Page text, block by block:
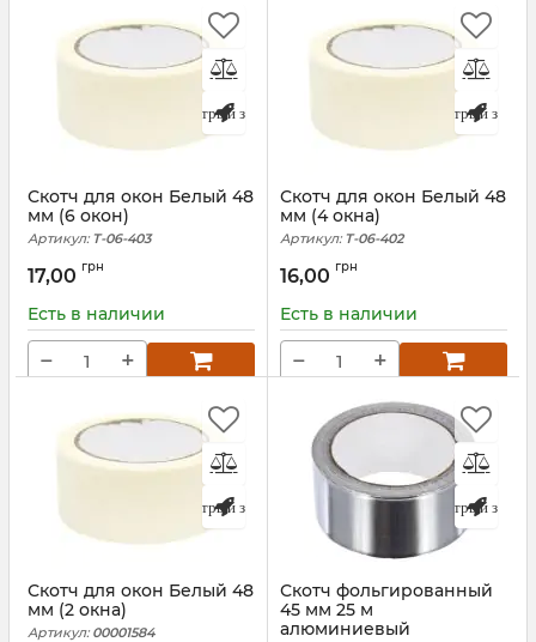
Быстрый заказ
Скотч для окон Белый 48
мм (6 окон)
Артикул: T-06-403
17,00 грн
Есть в наличии
− +
Быстрый заказ
Скотч для окон Белый 48
мм (4 окна)
Артикул: T-06-402
16,00 грн
Есть в наличии
− +
Быстрый заказ
Скотч для окон Белый 48
мм (2 окна)
Артикул:00001584
Быстрый заказ
Скотч фольгированный
45 мм 25 м
алюминиевый